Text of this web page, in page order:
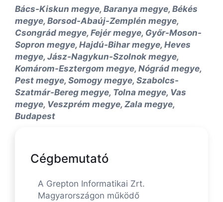
Bács-Kiskun megye, Baranya megye, Békés
megye, Borsod-Abaúj-Zemplén megye,
Csongrád megye, Fejér megye, Győr-Moson-
Sopron megye, Hajdú-Bihar megye, Heves
megye, Jász-Nagykun-Szolnok megye,
Komárom-Esztergom megye, Nógrád megye,
Pest megye, Somogy megye, Szabolcs-
Szatmár-Bereg megye, Tolna megye, Vas
megye, Veszprém megye, Zala megye,
Budapest
Cégbemutató
A Grepton Informatikai Zrt.
Magyarországon működő